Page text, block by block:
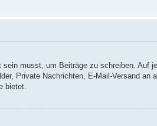
musst, um Beiträge zu schreiben. Auf
Private Nachrichten, E-Mail-Versand an
bietet.